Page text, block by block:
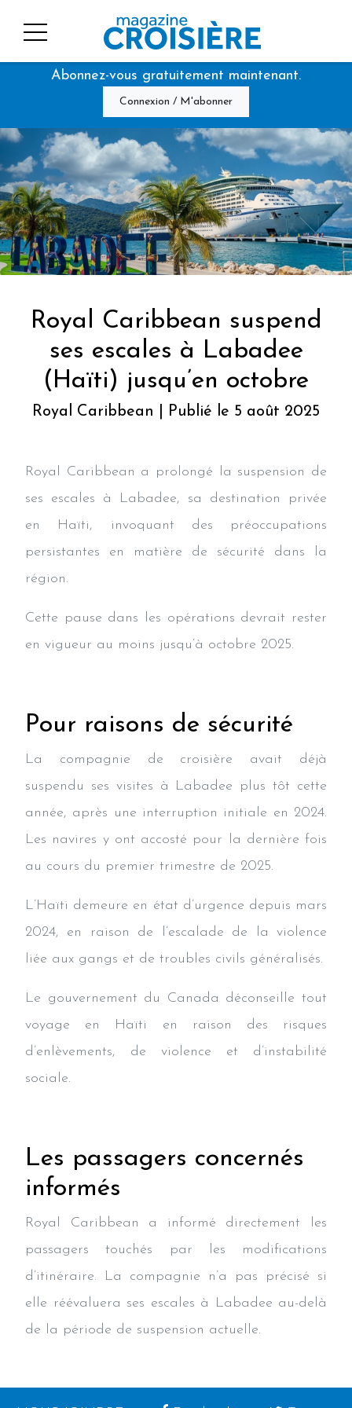
Abonnez-vous gratuitement maintenant.
Connexion / M'abonner
Royal Caribbean suspend
ses escales à Labadee
(Haïti) jusqu’en octobre
Royal Caribbean | Publié le 5 août 2025
Royal Caribbean a prolongé la suspension de
ses escales à Labadee, sa destination privée
en Haïti, invoquant des préoccupations
persistantes en matière de sécurité dans la
région.
Cette pause dans les opérations devrait rester
en vigueur au moins jusqu’à octobre 2025.
Pour raisons de sécurité
La compagnie de croisière avait déjà
suspendu ses visites à Labadee plus tôt cette
année, après une interruption initiale en 2024.
Les navires y ont accosté pour la dernière fois
au cours du premier trimestre de 2025.
L’Haïti demeure en état d’urgence depuis mars
2024, en raison de l’escalade de la violence
liée aux gangs et de troubles civils généralisés.
Le gouvernement du Canada déconseille tout
voyage en Haïti en raison des risques
d’enlèvements, de violence et d’instabilité
sociale.
Les passagers concernés
informés
Royal Caribbean a informé directement les
passagers touchés par les modifications
d’itinéraire. La compagnie n’a pas précisé si
elle réévaluera ses escales à Labadee au-delà
de la période de suspension actuelle.